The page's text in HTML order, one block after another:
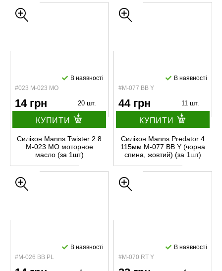
#023 M-023 MO
В наявності
14 грн 20 шт.
КУПИТИ
Силікон Manns Twister 2.8
M-023 MO моторное
масло (за 1шт)
#M-077 BB Y
В наявності
44 грн 11 шт.
КУПИТИ
Силікон Manns Predator 4
115мм M-077 BB Y (чорна
спина, жовтий) (за 1шт)
#М-026 BB PL
В наявності
#М-070 RT Y
В наявності